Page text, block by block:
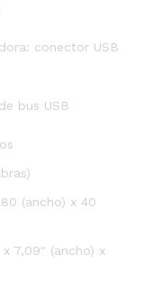
conector USB
bus USB
(ancho) x 40
7,09″ (ancho) x